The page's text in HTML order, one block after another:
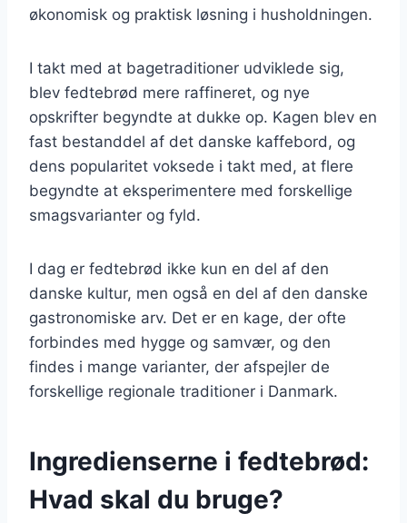
økonomisk og praktisk løsning i husholdningen.
I takt med at bagetraditioner udviklede sig,
blev fedtebrød mere raffineret, og nye
opskrifter begyndte at dukke op. Kagen blev en
fast bestanddel af det danske kaffebord, og
dens popularitet voksede i takt med, at flere
begyndte at eksperimentere med forskellige
smagsvarianter og fyld.
I dag er fedtebrød ikke kun en del af den
danske kultur, men også en del af den danske
gastronomiske arv. Det er en kage, der ofte
forbindes med hygge og samvær, og den
findes i mange varianter, der afspejler de
forskellige regionale traditioner i Danmark.
Ingredienserne i fedtebrød:
Hvad skal du bruge?